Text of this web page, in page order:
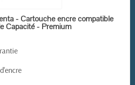
EN STOCK
- Cartouche encre compatible
Capacité - Premium